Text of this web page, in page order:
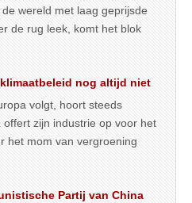
wereld met laag geprijsde
de rug leek, komt het blok
nog altijd niet
volgt, hoort steeds
offert zijn industrie op voor het
het mom van vergroening
Partij van China